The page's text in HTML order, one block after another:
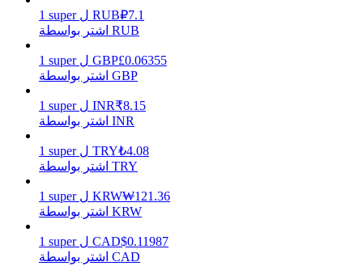
خنزير الطاقة
احصل على مكافآت تنافسية يوميًا
التوقيع المساحي
1 super ل RUB₽7.1
اشتر بواسطة RUB
1 super ل GBP£0.06355
اشتر بواسطة GBP
1 super ل INR₹8.15
اشتر بواسطة INR
1 super ل TRY₺4.08
اشتر بواسطة TRY
1 super ل KRW₩121.36
اشتر بواسطة KRW
1 super ل CAD$0.11987
اشتر بواسطة CAD